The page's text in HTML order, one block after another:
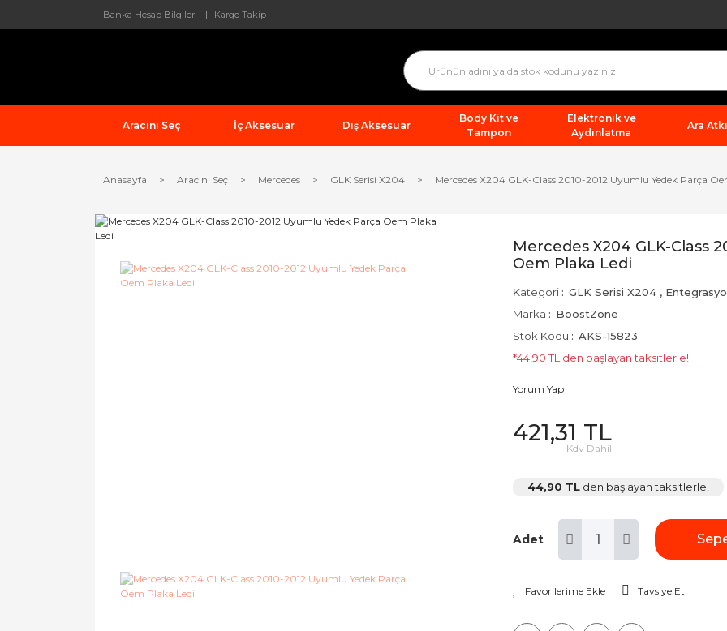
Banka Hesap Bilgileri Kargo Takip
Aracını Seç İç Aksesuar Dış Aksesuar
Body Kit ve
Tampon
Elektronik ve
Aydınlatma
Ara
Anasayfa Aracını Seç Mercedes GLK Serisi X204 Mercedes X204 GLK-Class 2010-2012 Uyumlu Yedek Parça
Mercedes X204 GLK-Class
Oem Plaka Ledi
Kategori GLK Serisi X204 ,
Marka
BoostZone
Stok Kodu
AKS-15823
*44,90 TL den başlayan taksitlerle!
Yorum Yap
421,31 TL
Kdv Dahil
44,90 TL den başlayan taksitlerle!
Adet
Tavsiye Et